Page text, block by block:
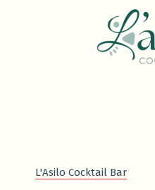
L'Asilo Cocktail Bar